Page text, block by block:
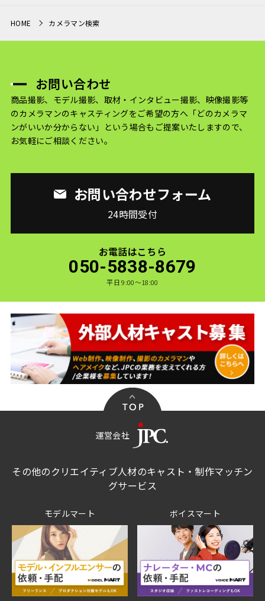
HOME カメラマン検索
お問い合わせ
商品撮影、モデル撮影、取材・インタビュー撮影、映像撮影等
のカメラマンのキャスティングをご希望の方へ 「どのカメラマ
ンがいいか分からない」という場合もご提案いたしますので、
お気軽にご相談ください。
お問い合わせフォーム
24時間受付
お電話はこちら
050-5838-8679
平日 9:00〜18:00
運営会社
その他のクリエイティブ人材のキャスト・制作マッチン
グサービス
モデルマート ボイスマート